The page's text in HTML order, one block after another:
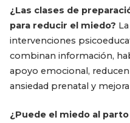
¿Las clases de
para reducir el miedo?
intervenciones
combinan información,
apoyo emocional,
ansiedad prenatal y
¿Puede el miedo al